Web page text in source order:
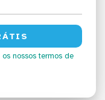
os nossos termos de